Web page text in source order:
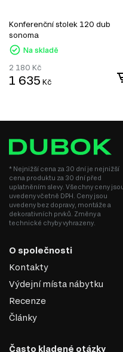
Konferenční stolek 120 dub
sonoma
Na skladě
2 180 Kč
1 635 Kč
* Nejnižší cena za 30 dní je nejnižší
cena produktu za 30 dní před
uplatněním slevy. Všechny ceny
uvedeny včetně DPH. Ceny jsou
uvedeny bez dopravy, montáže a
dekorativních prvků. Změny a
technické chyby vyhrazeny.
O společnosti
Kontakty
Výdejní místa nábytku
Recenze
Články
Často kladené otázky